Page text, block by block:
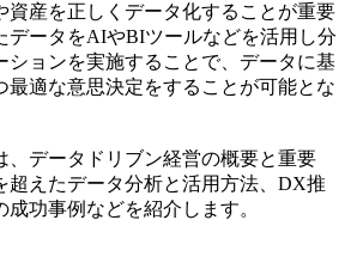
資産を正しくデータ化することが重要
データをAIやBIツールなどを活用し分
ションを実施することで、データに基
最適な意思決定をすることが可能とな
、データドリブン経営の概要と重要
超えたデータ分析と活用方法、DX推
功事例などを紹介します。